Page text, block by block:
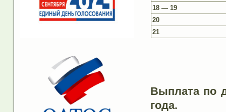
18 — 19
20
21
Выплата по
года.